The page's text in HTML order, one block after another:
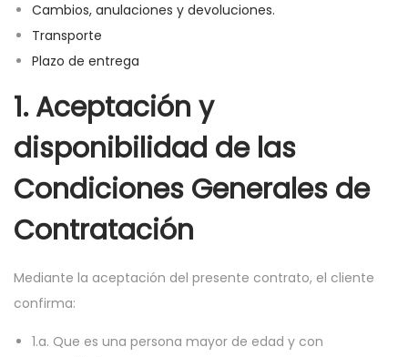
ó
Cambios, anulaciones y devoluciones.
Transporte
Plazo de entrega
1. Aceptación y
disponibilidad de las
Condiciones Generales de
Contratación
Mediante la aceptación del presente contrato, el cliente
confirma:
1.a. Que es una persona mayor de edad y con